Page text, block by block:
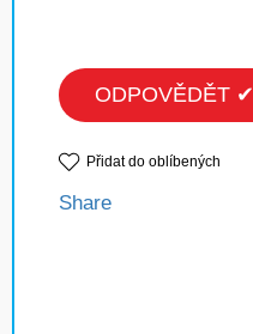
ODPOVĚDĚT ✔
Přidat do oblíbených
Share